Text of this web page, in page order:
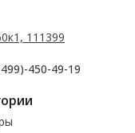
450-49-19
111399